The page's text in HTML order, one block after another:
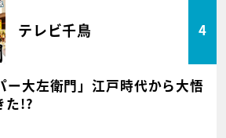
テレビ千鳥 4
ー大左衛門」江戸時代から大悟
た!?